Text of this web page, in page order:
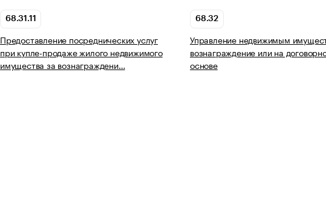
68.31.11
Предоставление посреднических услуг
при купле-продаже жилого недвижимого
имущества за вознаграждени…
68.32
Управление недвижимым
вознаграждение или на
основе